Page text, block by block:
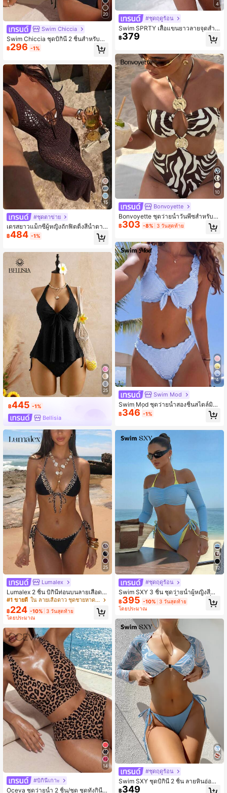
20
Swim Chiccia
Swim Chiccia ชุดบิกินี่ 2 ชิ้นสำหรับผู้ห
ญิง, สไตล์พักผ่อนสบายๆ
฿296 -1%
15
#ชุดตาข่าย
เดรสยาวแม็กซี่ผู้หญิงถักฟิตติ้งสีน้ำตาล
คอวี ผูกเชือก ใหม่ฤดูใบไม้ผลิ/ฤดูร้อน ส
ไตล์ Y2K โบฮีเมียน ดีไซน์ฉลุ หรูหราลำ
฿484 -1%
25
฿445 -1%
Bellisia
25
Lumalex
Lumalex 2 ชิ้น บิกินี่ท่อนบนลายเสือดา
วสีดำและลายเสือดาวแบบผูกคอและผูก
เอว, ชุดว่ายน้ำเซ็กซี่ทันสมัยสำหรับชาย
หาดและกีฬาทางน้ำ
#1 ขายดี ใน ลายเสือดาว ชุดชายหาดสำหรับผู้หญิง
฿224 -10% 3 วันสุดท้าย
โดยประมาณ
14
#บิกินี่เกาะ
Oceva ชุดว่ายน้ำ 2 ชิ้น/ชุด ชุดทังกินี่ ล
4
#ชุดฤดูร้อน
Swim SPRTY เสื้อแขนยาวลายจุดสำห
รับผู้หญิงสำหรับฤดูใบไม้ผลิ/ฤดูร้อน + ก
างเกงขาสั้นว่ายน้ำเอวรูดเข้าชุดกัน
฿379
10
Bonvoyette
Bonvoyette ชุดว่ายน้ำวันพีซสำหรับผู้
หญิงลายพิมพ์ลายเทศกาลดนตรีชายหา
ดฤดูใบไม้ผลิ/ฤดูร้อน ประดับตกแต่งด้ว
เอียดอ่อน
฿303 -8% 3 วันสุดท้าย
4
Swim Mod
Swim Mod ชุดว่ายน้ำสองชิ้นสไตล์มินิ
มอลเซ็กซี่สีชมพูแต่งระบายผูกเชือกสำห
รับผู้หญิง บิกินี่ระบายหวานสำหรับบ่อ
฿346 -1%
12
#ชุดฤดูร้อน
Swim SXY 3 ชิ้น ชุดว่ายน้ำผู้หญิงสีดำ
และขาวใหม่, ชุดว่ายน้ำแฟชั่นเซ็กซี่สำ
หรับวันหยุดพักผ่อนริมทะเล 3 ชิ้น
฿395 -10% 3 วันสุดท้าย
โดยประมาณ
#ชุดฤดูร้อน
Swim SXY ชุดบิกินี่ 2 ชิ้น ลายหินอ่อนพิ
มพ์ ชายหาด ฤดูร้อน ด้านบนแขนยาว
฿349